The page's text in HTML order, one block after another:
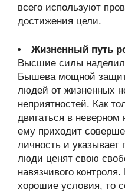
всего используют
достижения цели.
Жизненный путь
Высшие силы
Бышева мощной
людей от жизненных
неприятностей. Как
двигаться в
ему приходит
личность и указывает
люди ценят свою
навязчивого
хорошие условия, то